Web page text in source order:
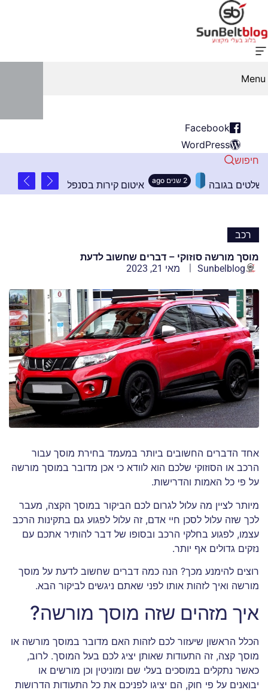
Menu
Facebook
WordPress
חיפוש
חשובים בהתקנת שלטים בגובה 2 שנים ago איטום קירות
רכב
מוסך מורשה סוזוקי – דברים שחשוב לדעת
Sunbelblog
מאי 21, 2023
אחד הדברים החשובים ביותר במעמד בחירת מוסך עבור
הרכב או הסוזוקי שלכם הוא לוודא כי אכן מדובר במוסך מורשה
על פי כל האמות והדרישות.
מיותר לציין מה עלול לגרום לכם הביקור במוסך הקצה, מעבר
לכך שזה עלול לסכן חיי אדם, זה עלול לפגוע גם בתקינות הרכב
עצמו, לפגוע בחלקי הרכב ובסופו של דבר להותיר אתכם עם
נזקים גדולים אף יותר.
רוצים להימנע מכך? הנה כמה דברים שחשוב לדעת על מוסך
מורשה ואיך לזהות אותו לפני שאתם ניגשים לביקור הבא.
איך מזהים שזה מוסך מורשה?
הכלל הראשון שיעזור לכם לזהות האם מדובר במוסך מורשה או
מוסך קצה, זה התעודות שאותן יציג לכם בעל המוסך. לרוב,
כאשר נתקלים במוסכים בעלי שם ומוניטין וכן מורשים או
יבואנים על פי חוק, הם יציגו לפניכם את כל התעודות הדרושות